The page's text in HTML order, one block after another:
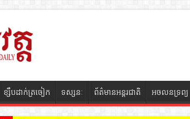
ខ្សឹបដាក់ត្រចៀក ទស្សនៈ ព័ត៌មានអន្តរជាតិ អចលនទ្រព្យ